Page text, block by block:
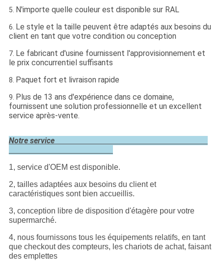
5. N'importe quelle couleur est disponible sur RAL
6. Le style et la taille peuvent être adaptés aux besoins du
client en tant que votre condition ou conception
7. Le fabricant d'usine fournissent l'approvisionnement et
le prix concurrentiel suffisants
8. Paquet fort et livraison rapide
9. Plus de 13 ans d'expérience dans ce domaine,
fournissent une solution professionnelle et un excellent
service après-vente.
Notre service
1, service d'OEM est disponible.
2, tailles adaptées aux besoins du client et
caractéristiques sont bien accueillis.
3, conception libre de disposition d'étagère pour votre
supermarché.
4, nous fournissons tous les équipements relatifs, en tant
que checkout des compteurs, les chariots de achat, faisant
des emplettes